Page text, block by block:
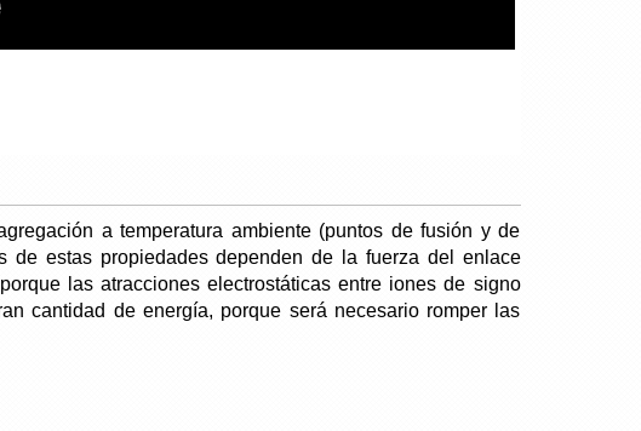
a temperatura ambiente (puntos de fusión y de
de estas propiedades dependen de la fuerza del enlace
las atracciones electrostáticas entre iones de signo
cantidad de energía, porque será necesario romper las